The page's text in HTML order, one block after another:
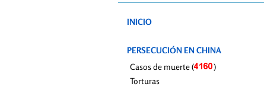
INICIO
PERSECUCIÓN EN CHINA
Casos de muerte (
)
Torturas